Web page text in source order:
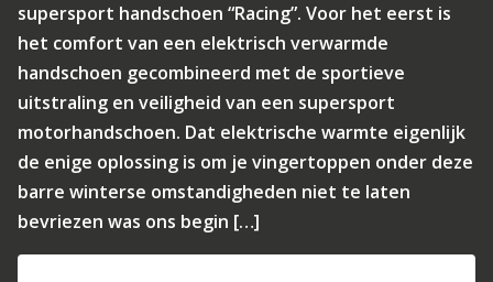
supersport handschoen “Racing”. Voor het eerst is
het comfort van een elektrisch verwarmde
handschoen gecombineerd met de sportieve
uitstraling en veiligheid van een supersport
motorhandschoen. Dat elektrische warmte eigenlijk
de enige oplossing is om je vingertoppen onder deze
barre winterse omstandigheden niet te laten
bevriezen was ons begin […]